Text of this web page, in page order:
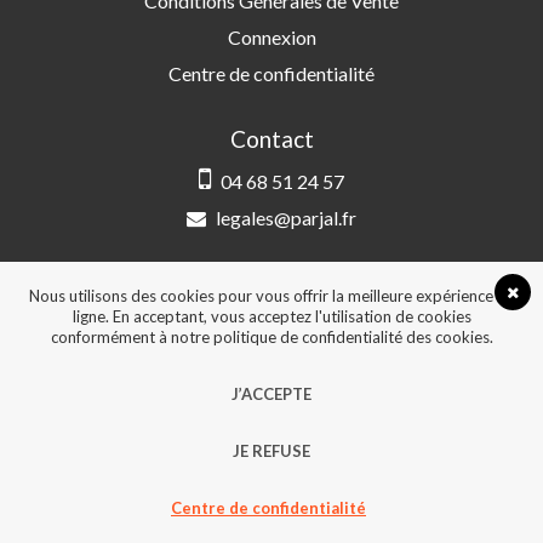
Connexion
Centre de confidentialité
Contact
04 68 51 24 57
legales@parjal.fr
3 Rue Saint-Amand, 66000 Perpignan
© 2026, Tous droits réservés - Design &
Nous utilisons des cookies pour vous offrir la meilleure expérience en
ligne. En acceptant, vous acceptez l'utilisation de cookies
conformément à notre politique de confidentialité des cookies.
J’ACCEPTE
JE REFUSE
Centre de confidentialité